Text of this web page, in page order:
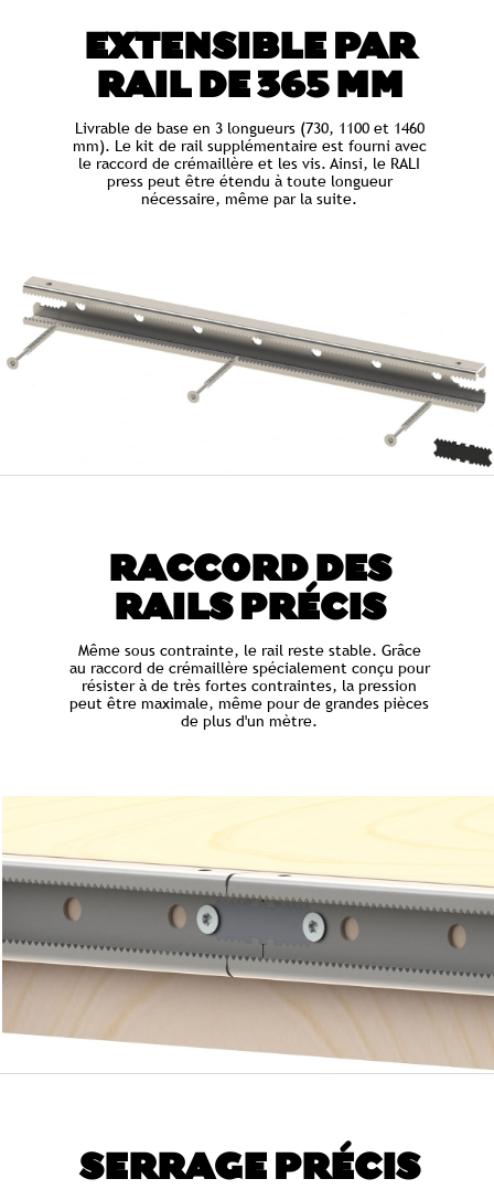
EXTENSIBLE PAR
RAIL DE 365 MM
Livrable de base en 3 longueurs (730, 1100 et 1460
mm). Le kit de rail supplémentaire est fourni avec
le raccord de crémaillère et les vis. Ainsi, le RALI
press peut être étendu à toute longueur
nécessaire, même par la suite.
RACCORD DES
RAILS PRÉCIS
Même sous contrainte, le rail reste stable. Grâce
au raccord de crémaillère spécialement conçu pour
résister à de très fortes contraintes, la pression
peut être maximale, même pour de grandes pièces
de plus d'un mètre.
SERRAGE PRÉCIS